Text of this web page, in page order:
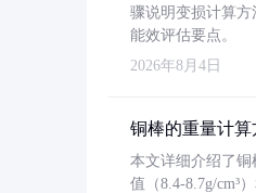
骤说明变损计算方
能效评估要点。
2026年8月4日
铜棒的重量计
本文详细介绍了
值（8.4-8.7g/cm³